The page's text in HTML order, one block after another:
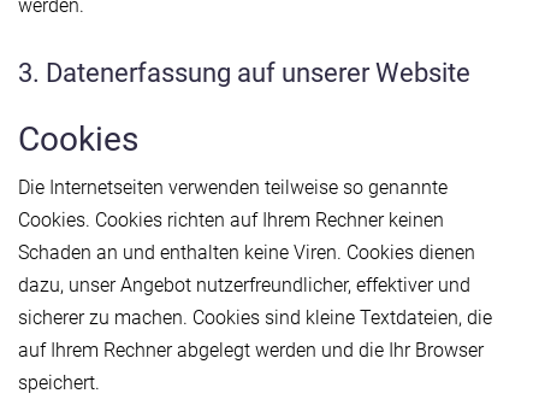
werden.
3. Datenerfassung auf unserer Website
Cookies
Die Internetseiten verwenden teilweise so genannte
Cookies. Cookies richten auf Ihrem Rechner keinen
Schaden an und enthalten keine Viren. Cookies dienen
dazu, unser Angebot nutzerfreundlicher, effektiver und
sicherer zu machen. Cookies sind kleine Textdateien, die
auf Ihrem Rechner abgelegt werden und die Ihr Browser
speichert.